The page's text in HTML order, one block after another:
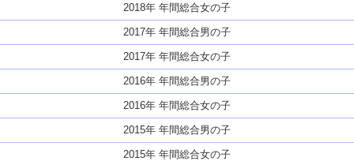
2018年 年間総合女の子
2017年 年間総合男の子
2017年 年間総合女の子
2016年 年間総合男の子
2016年 年間総合女の子
2015年 年間総合男の子
2015年 年間総合女の子